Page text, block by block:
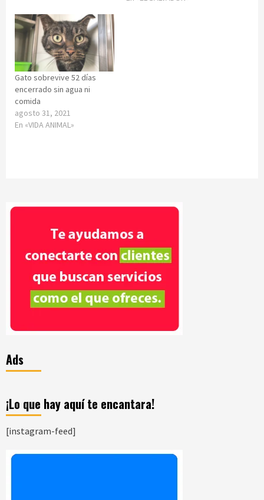
Gato sobrevive 52 días
encerrado sin agua ni
comida
agosto 31, 2021
En «VIDA ANIMAL»
Ads
¡Lo que hay aquí te encantara!
[instagram-feed]